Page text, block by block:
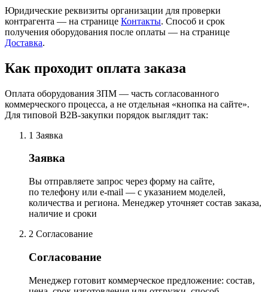
Юридические реквизиты организации для проверки
контрагента — на странице Контакты. Способ и срок
получения оборудования после оплаты — на странице
Доставка.
Как проходит оплата заказа
Оплата оборудования ЗПМ — часть согласованного
коммерческого процесса, а не отдельная «кнопка на сайте».
Для типовой B2B-закупки порядок выглядит так:
1 Заявка
Заявка
Вы отправляете запрос через форму на сайте,
по телефону или e-mail — с указанием моделей,
количества и региона. Менеджер уточняет состав заказа,
наличие и сроки
2 Согласование
Согласование
Менеджер готовит коммерческое предложение: состав,